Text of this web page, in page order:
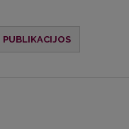
PUBLIKACIJOS